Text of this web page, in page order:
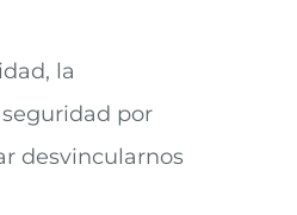
la
por
desvincularnos